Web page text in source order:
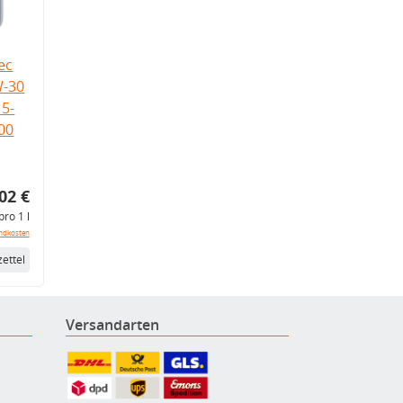
30
€
1 l
Versandarten